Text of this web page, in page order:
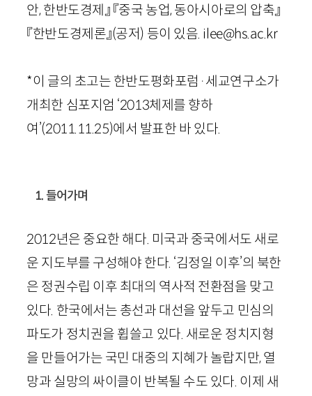
안, 한반도경제』 『중국 농업, 동아시아로의 압축』
『한반도경제론』(공저) 등이 있음. ilee@hs.ac.kr
*이 글의 초고는 한반도평화포럼·세교연구소가
개최한 심포지엄 ‘2013체제를 향하
여’(2011.11.25)에서 발표한 바 있다.
1. 들어가며
2012년은 중요한 해다. 미국과 중국에서도 새로
운 지도부를 구성해야 한다. ‘김정일 이후’의 북한
은 정권수립 이후 최대의 역사적 전환점을 맞고
있다. 한국에서는 총선과 대선을 앞두고 민심의
파도가 정치권을 휩쓸고 있다. 새로운 정치지형
을 만들어가는 국민 대중의 지혜가 놀랍지만, 열
망과 실망의 싸이클이 반복될 수도 있다. 이제 새